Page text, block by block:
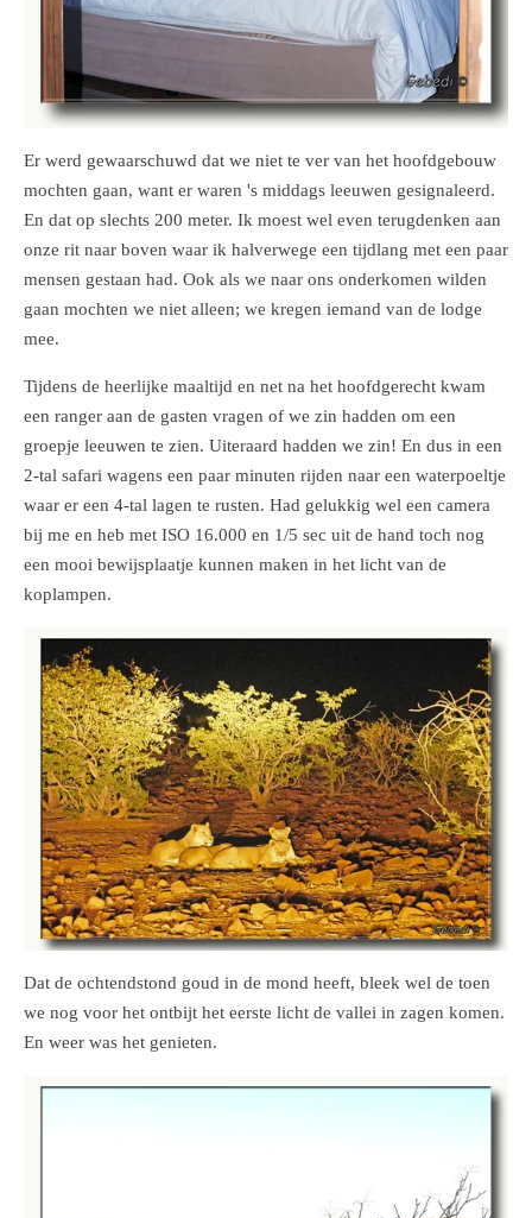
Er werd gewaarschuwd dat we niet te ver van het hoofdgebouw
mochten gaan, want er waren 's middags leeuwen gesignaleerd.
En dat op slechts 200 meter. Ik moest wel even terugdenken aan
onze rit naar boven waar ik halverwege een tijdlang met een paar
mensen gestaan had. Ook als we naar ons onderkomen wilden
gaan mochten we niet alleen; we kregen iemand van de lodge
mee.
Tijdens de heerlijke maaltijd en net na het hoofdgerecht kwam
een ranger aan de gasten vragen of we zin hadden om een
groepje leeuwen te zien. Uiteraard hadden we zin! En dus in een
2-tal safari wagens een paar minuten rijden naar een waterpoeltje
waar er een 4-tal lagen te rusten. Had gelukkig wel een camera
bij me en heb met ISO 16.000 en 1/5 sec uit de hand toch nog
een mooi bewijsplaatje kunnen maken in het licht van de
koplampen.
Dat de ochtendstond goud in de mond heeft, bleek wel de toen
we nog voor het ontbijt het eerste licht de vallei in zagen komen.
En weer was het genieten.